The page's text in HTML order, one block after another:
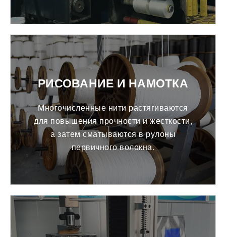
РИСОВАНИЕ И НАМОТКА
Многочисленные нити растягиваются
для повышения прочности и жесткости,
а затем сматываются в рулоны
первичного волокна.